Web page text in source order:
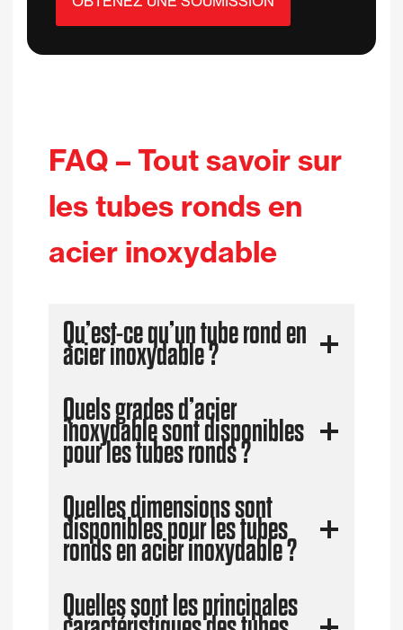
FAQ – Tout savoir sur
les tubes ronds en
acier inoxydable
Qu’est-ce qu’un tube rond en
acier inoxydable ?
Quels grades d’acier
inoxydable sont disponibles
pour les tubes ronds ?
Quelles dimensions sont
disponibles pour les tubes
ronds en acier inoxydable ?
Quelles sont les principales